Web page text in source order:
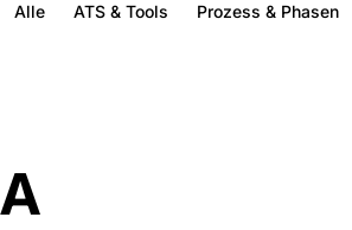
Alle ATS & Tools Prozess & Phasen
A